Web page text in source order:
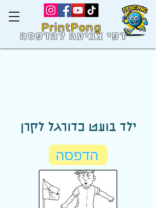
PrintPong
דפי צביעה להדפסה
ילד בועט כדורגל לקרן
הדפסה